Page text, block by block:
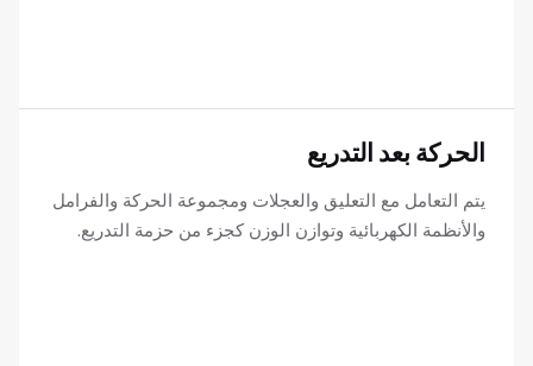
الحركة بعد التدريع
يتم التعامل مع التعليق والعجلات ومجموعة الحركة والفرامل
والأنظمة الكهربائية وتوازن الوزن كجزء من حزمة التدريع.